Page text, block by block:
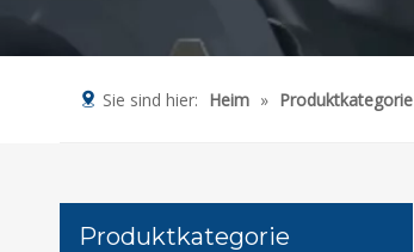
Sie sind hier: Heim » Produktkategorie
Produktkategorie